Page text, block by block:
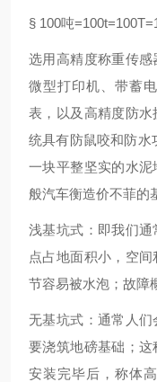
§ 100吨
选用高精度称重传
微型打印机、带蓄
表，以及高精度防
统具有防鼠咬和防水
一块平整坚实的水
般汽车衡造价不菲的
浅基坑式：即我们
点占地面积小，空
节容易被水泡；故障
无基坑式：通常人
要浇筑地磅基础；
安装完毕后，称体